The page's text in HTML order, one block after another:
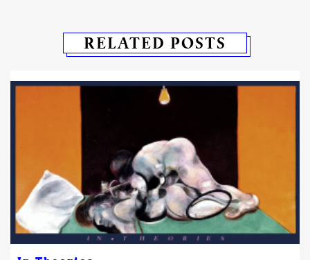
RELATED POSTS